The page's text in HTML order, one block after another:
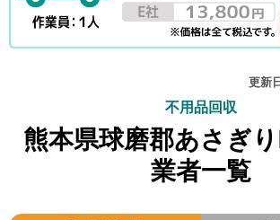
更新
不用品回収
熊本県球磨郡あさぎ
業者一覧